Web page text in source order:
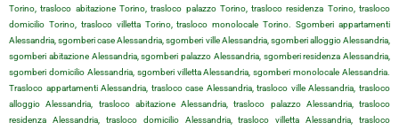
Torino, trasloco abitazione Torino, trasloco palazzo Torino, trasloco residenza Torino, trasloco
domicilio Torino, trasloco villetta Torino, trasloco monolocale Torino. Sgomberi appartamenti
Alessandria, sgomberi case Alessandria, sgomberi ville Alessandria, sgomberi alloggio Alessandria,
sgomberi abitazione Alessandria, sgomberi palazzo Alessandria, sgomberi residenza Alessandria,
sgomberi domicilio Alessandria, sgomberi villetta Alessandria, sgomberi monolocale Alessandria.
Trasloco appartamenti Alessandria, trasloco case Alessandria, trasloco ville Alessandria, trasloco
alloggio Alessandria, trasloco abitazione Alessandria, trasloco palazzo Alessandria, trasloco
residenza Alessandria, trasloco domicilio Alessandria, trasloco villetta Alessandria, trasloco